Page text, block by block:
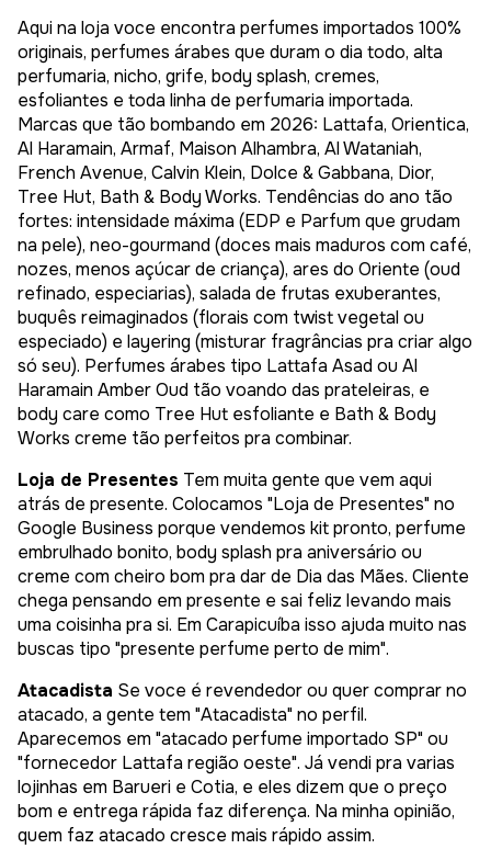
Aqui na loja voce encontra perfumes importados 100%
originais, perfumes árabes que duram o dia todo, alta
perfumaria, nicho, grife, body splash, cremes,
esfoliantes e toda linha de perfumaria importada.
Marcas que tão bombando em 2026: Lattafa, Orientica,
Al Haramain, Armaf, Maison Alhambra, Al Wataniah,
French Avenue, Calvin Klein, Dolce & Gabbana, Dior,
Tree Hut, Bath & Body Works. Tendências do ano tão
fortes: intensidade máxima (EDP e Parfum que grudam
na pele), neo-gourmand (doces mais maduros com café,
nozes, menos açúcar de criança), ares do Oriente (oud
refinado, especiarias), salada de frutas exuberantes,
buquês reimaginados (florais com twist vegetal ou
especiado) e layering (misturar fragrâncias pra criar algo
só seu). Perfumes árabes tipo Lattafa Asad ou Al
Haramain Amber Oud tão voando das prateleiras, e
body care como Tree Hut esfoliante e Bath & Body
Works creme tão perfeitos pra combinar.
Loja de Presentes Tem muita gente que vem aqui
atrás de presente. Colocamos "Loja de Presentes" no
Google Business porque vendemos kit pronto, perfume
embrulhado bonito, body splash pra aniversário ou
creme com cheiro bom pra dar de Dia das Mães. Cliente
chega pensando em presente e sai feliz levando mais
uma coisinha pra si. Em Carapicuíba isso ajuda muito nas
buscas tipo "presente perfume perto de mim".
Atacadista Se voce é revendedor ou quer comprar no
atacado, a gente tem "Atacadista" no perfil.
Aparecemos em "atacado perfume importado SP" ou
"fornecedor Lattafa região oeste". Já vendi pra varias
lojinhas em Barueri e Cotia, e eles dizem que o preço
bom e entrega rápida faz diferença. Na minha opinião,
quem faz atacado cresce mais rápido assim.